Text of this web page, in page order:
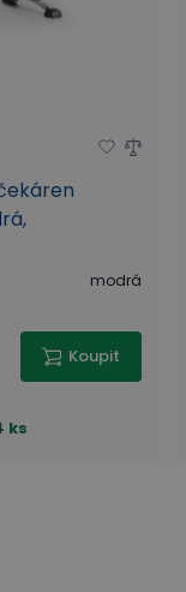
modrá
Koupit
ks